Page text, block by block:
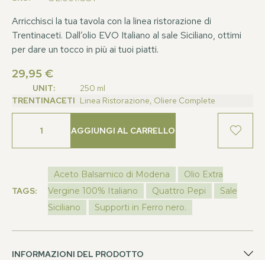
Arricchisci la tua tavola con la linea ristorazione di
Trentinaceti. Dall’olio EVO Italiano al sale Siciliano, ottimi
per dare un tocco in più ai tuoi piatti.
29,95 €
UNIT:
250 ml
TRENTINACETI Linea Ristorazione, Oliere Complete
AGGIUNGI AL CARRELLO
TAGS:
Aceto Balsamico di Modena
Olio Extra
Vergine 100% Italiano
Quattro Pepi
Sale
Siciliano
Supporti in Ferro nero.
INFORMAZIONI DEL PRODOTTO